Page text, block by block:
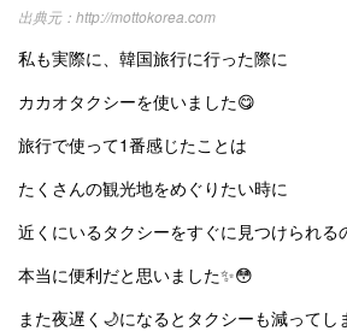
http://mottokorea.com
私も実際に、韓国旅行に行った際に
カカオタクシーを使いました😋
旅行で使って1番感じたことは
たくさんの観光地をめぐりたい時に
近くにいるタクシーをすぐに見つけられる
本当に便利だと思いました✨😳
また夜遅く🌙になるとタクシーも減ってし